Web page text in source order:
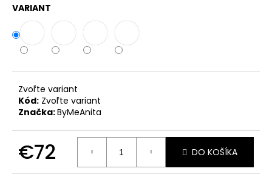
VARIANT
Zvoľte variant
Kód: Zvoľte variant
Značka:ByMeAnita
€72 DO KOŠÍKA
a
m
e
SUKŇA
VRECKAMI
MCO
BOW